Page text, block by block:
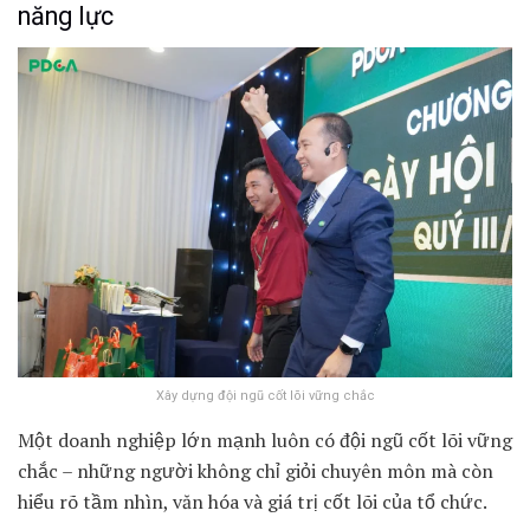
năng lực
Xây dựng đội ngũ cốt lõi vững chắc
Một doanh nghiệp lớn mạnh luôn có đội ngũ cốt lõi vững
chắc – những người không chỉ giỏi chuyên môn mà còn
hiểu rõ tầm nhìn, văn hóa và giá trị cốt lõi của tổ chức.